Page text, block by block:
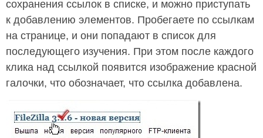
сохранения ссылок в списке, и можно приступать
к добавлению элементов. Пробегаете по ссылкам
на странице, и они попадают в список для
последующего изучения. При этом после каждого
клика над ссылкой появится изображение красной
галочки, что обозначает, что ссылка добавлена.